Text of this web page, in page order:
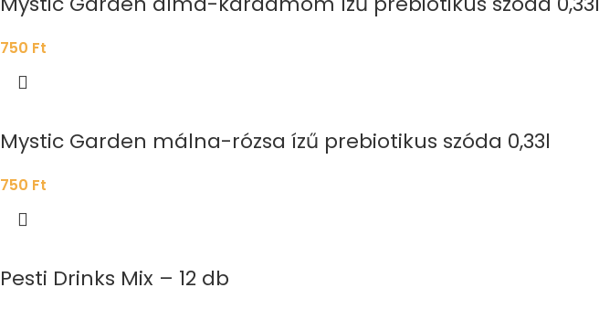
750 Ft
Mystic Garden málna-rózsa ízű prebiotikus szóda 0,33l
750 Ft
Pesti Drinks Mix – 12 db